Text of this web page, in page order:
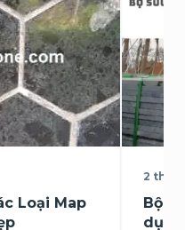
Loại Map
2
Bộ